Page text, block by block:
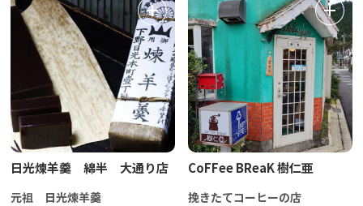
日光煉羊羹 綿半 大通り店
元祖 日光煉羊羹
CoFFee BReaK 樹仁亜
挽きたてコーヒーの店